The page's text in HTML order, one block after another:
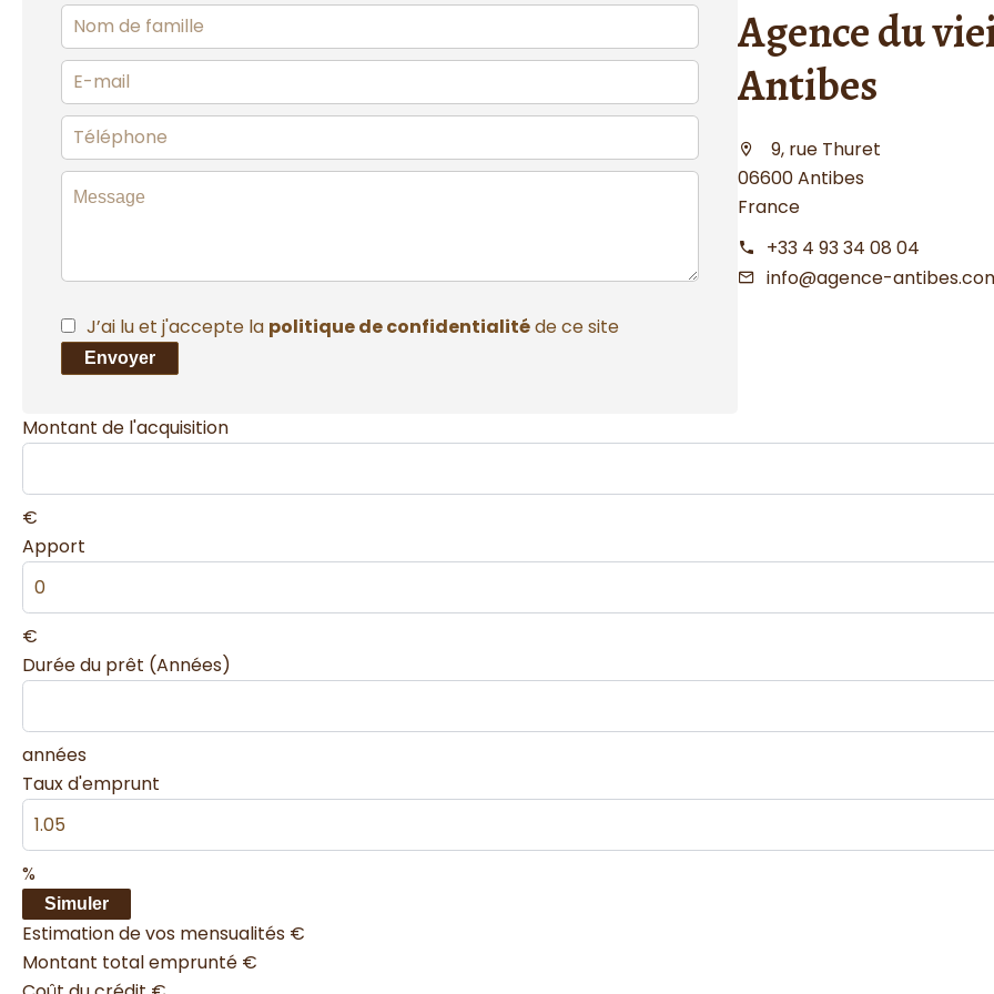
J’ai lu et j'accepte la politique de confidentialitéde ce site
Envoyer
Agence du
Antibes
9, rue Thuret
06600 Antibes
France
+33 4 93 34 08 04
info@agence-
Montant de l'acquisition
€
Apport
€
Durée du prêt (Années)
années
Taux d'emprunt
%
Simuler
Estimation de vos mensualités €
Montant total emprunté €